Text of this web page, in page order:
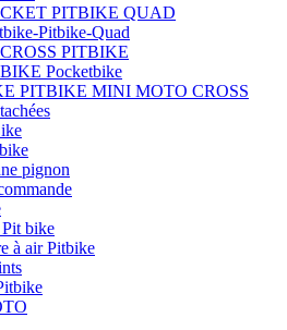
PITBIKE QUAD
Pitbike-Quad
PITBIKE
Pocketbike
PITBIKE MINI MOTO CROSS
pignon
Pit bike
à air Pitbike